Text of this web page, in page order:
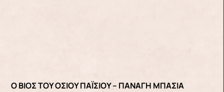
Ο ΒΙΟΣ ΤΟΥ ΟΣΙΟΥ ΠΑΪΣΙΟΥ – ΠΑΝΑΓΗ ΜΠΑΣΙΑ